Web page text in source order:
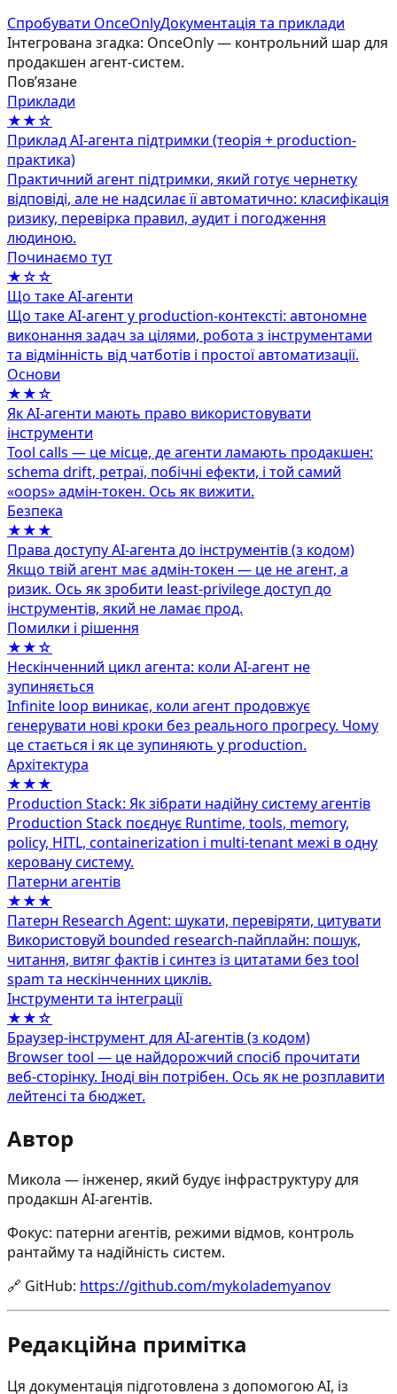
Спробувати OnceOnlyДокументація та приклади
Інтегрована згадка: OnceOnly — контрольний шар для
продакшен агент-систем.
Повʼязане
Приклади
★★☆
Приклад AI‑агента підтримки (теорія + production-
практика)
Практичний агент підтримки, який готує чернетку
відповіді, але не надсилає її автоматично: класифікація
ризику, перевірка правил, аудит і погодження
людиною.
Починаємо тут
★☆☆
Що таке AI-агенти
Що таке AI-агент у production-контексті: автономне
виконання задач за цілями, робота з інструментами
та відмінність від чатботів і простої автоматизації.
Основи
★★☆
Як AI-агенти мають право використовувати
інструменти
Tool calls — це місце, де агенти ламають продакшен:
schema drift, ретраї, побічні ефекти, і той самий
«oops» адмін‑токен. Ось як вижити.
Безпека
★★★
Права доступу AI‑агента до інструментів (з кодом)
Якщо твій агент має адмін‑токен — це не агент, а
ризик. Ось як зробити least‑privilege доступ до
інструментів, який не ламає прод.
Помилки і рішення
★★☆
Нескінченний цикл агента: коли AI-агент не
зупиняється
Infinite loop виникає, коли агент продовжує
генерувати нові кроки без реального прогресу. Чому
це стається і як це зупиняють у production.
Архітектура
★★★
Production Stack: Як зібрати надійну систему агентів
Production Stack поєднує Runtime, tools, memory,
policy, HITL, containerization і multi-tenant межі в одну
керовану систему.
Патерни агентів
★★★
Патерн Research Agent: шукати, перевіряти, цитувати
Використовуй bounded research-пайплайн: пошук,
читання, витяг фактів і синтез із цитатами без tool
spam та нескінченних циклів.
Інструменти та інтеграції
★★☆
Браузер‑інструмент для AI‑агентів (з кодом)
Browser tool — це найдорожчий спосіб прочитати
веб‑сторінку. Іноді він потрібен. Ось як не розплавити
лейтенсі та бюджет.
Автор
Микола — інженер, який будує інфраструктуру для
продакшн AI-агентів.
Фокус: патерни агентів, режими відмов, контроль
рантайму та надійність систем.
🔗 GitHub: https://github.com/mykolademyanov
Редакційна примітка
Ця документація підготовлена з допомогою AI, із